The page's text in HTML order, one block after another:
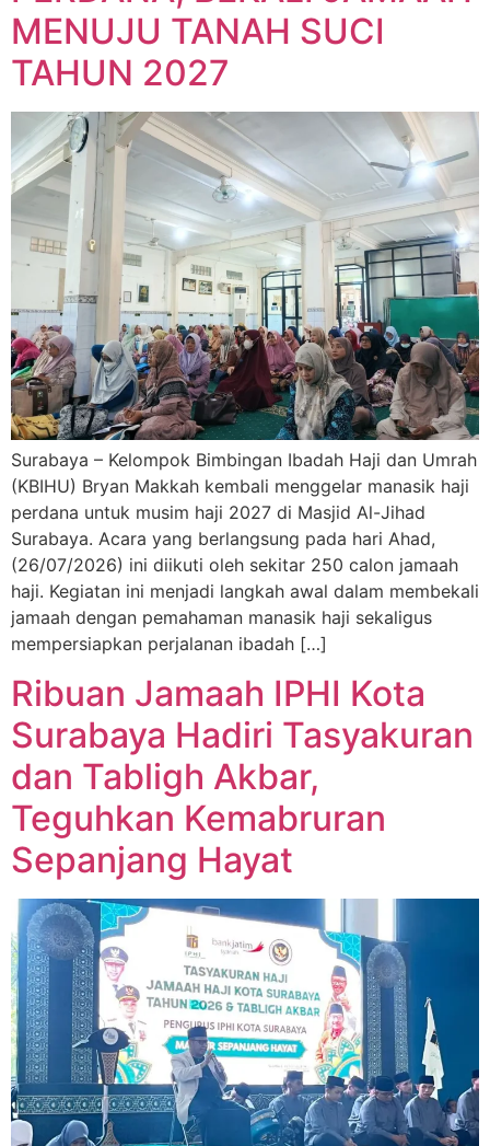
MENUJU TANAH SUCI
TAHUN 2027
Surabaya – Kelompok Bimbingan Ibadah Haji dan Umrah
(KBIHU) Bryan Makkah kembali menggelar manasik haji
perdana untuk musim haji 2027 di Masjid Al-Jihad
Surabaya. Acara yang berlangsung pada hari Ahad,
(26/07/2026) ini diikuti oleh sekitar 250 calon jamaah
haji. Kegiatan ini menjadi langkah awal dalam membekali
jamaah dengan pemahaman manasik haji sekaligus
mempersiapkan perjalanan ibadah […]
Ribuan Jamaah IPHI Kota
Surabaya Hadiri Tasyakuran
dan Tabligh Akbar,
Teguhkan Kemabruran
Sepanjang Hayat